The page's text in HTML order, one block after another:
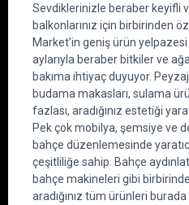
Sevdiklerinizle beraber keyifli
balkonlarınız için birbirinden
Market’in geniş ürün
aylarıyla beraber bitkiler ve
bakıma ihtiyaç duyuyor.
budama makasları, sulama
fazlası, aradığınız estetiği
Pek çok mobilya, şemsiye ve
bahçe düzenlemesinde
çeşitliliğe sahip. Bahçe
bahçe makineleri gibi
aradığınız tüm ürünleri